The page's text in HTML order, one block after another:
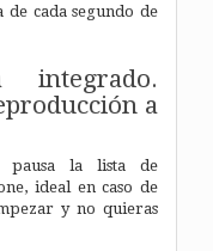
cada segundo de
integrado.
a
pausa la lista de
ideal en caso de
y no quieras